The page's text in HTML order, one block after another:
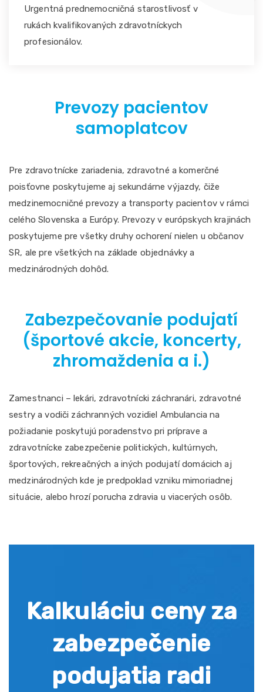
Urgentná prednemocničná starostlivosť v
rukách kvalifikovaných zdravotníckych
profesionálov.
Prevozy pacientov
samoplatcov
Pre zdravotnícke zariadenia, zdravotné a komerčné
poisťovne poskytujeme aj sekundárne výjazdy, čiže
medzinemocničné prevozy a transporty pacientov v rámci
celého Slovenska a Európy. Prevozy v európskych krajinách
poskytujeme pre všetky druhy ochorení nielen u občanov
SR, ale pre všetkých na základe objednávky a
medzinárodných dohôd.
Zabezpečovanie podujatí
(športové akcie, koncerty,
zhromaždenia a i.)
Zamestnanci – lekári, zdravotnícki záchranári, zdravotné
sestry a vodiči záchranných vozidiel Ambulancia na
požiadanie poskytujú poradenstvo pri príprave a
zdravotnícke zabezpečenie politických, kultúrnych,
športových, rekreačných a iných podujatí domácich aj
medzinárodných kde je predpoklad vzniku mimoriadnej
situácie, alebo hrozí porucha zdravia u viacerých osôb.
Kalkuláciu ceny za
zabezpečenie
podujatia radi